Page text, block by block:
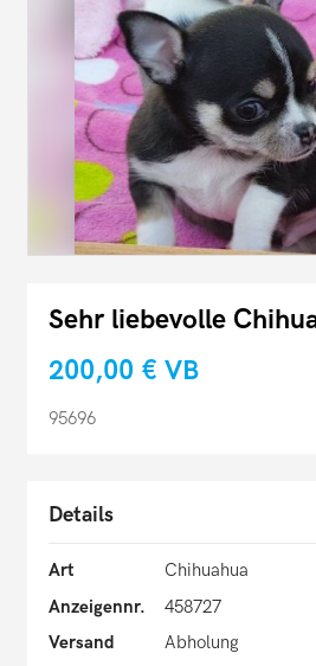
Sehr liebevolle
200,00 € VB
95696
Details
Art
Chihuahua
Anzeigennr.
458727
Versand
Abholung